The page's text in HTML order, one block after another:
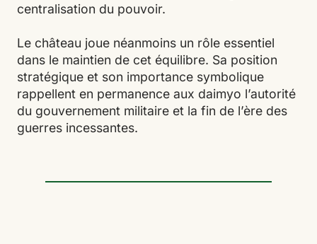
centralisation du pouvoir.
Le château joue néanmoins un rôle essentiel
dans le maintien de cet équilibre. Sa position
stratégique et son importance symbolique
rappellent en permanence aux daimyo l’autorité
du gouvernement militaire et la fin de l’ère des
guerres incessantes.